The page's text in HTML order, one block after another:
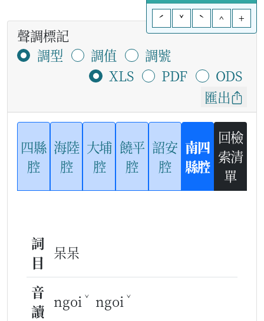
ˊ
ˇ ˋ ^ +
聲調標記
調型
調值
調號
XLS
PDF
ODS
匯出
四縣
腔
海陸
腔
大埔
腔
饒平
腔
詔安
腔
南四
縣腔
回檢
索清
單
詞
目
呆呆
音
讀
ngoi ˇ ngoi ˇ